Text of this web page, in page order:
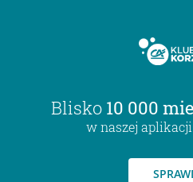
Blisko 10 000
w naszej